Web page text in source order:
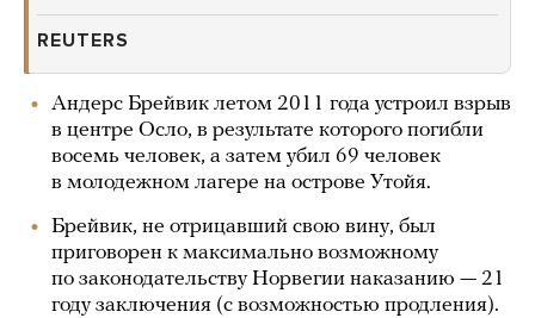
REUTERS
Андерс Брейвик летом 2011 года устроил взрыв
в центре Осло, в результате которого погибли
восемь человек, а затем убил 69 человек
в молодежном лагере на острове Утойя.
Брейвик, не отрицавший свою вину, был
приговорен к максимально возможному
по законодательству Норвегии наказанию — 21
году заключения (с возможностью продления).